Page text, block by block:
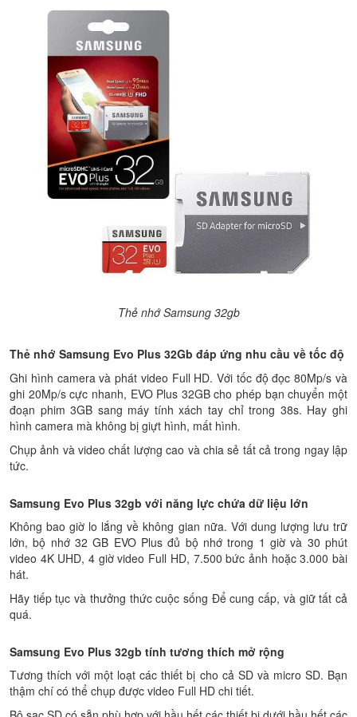
Thẻ nhớ Samsung 32gb
Thẻ nhớ Samsung Evo Plus 32Gb đáp ứng nhu cầu về tốc độ
Ghi hình camera và phát video Full HD. Với tốc độ đọc 80Mp/s và
ghi 20Mp/s cực nhanh, EVO Plus 32GB cho phép bạn chuyển một
đoạn phim 3GB sang máy tính xách tay chỉ trong 38s. Hay ghi
hình camera mà không bị giựt hình, mất hình.
Chụp ảnh và video chất lượng cao và chia sẻ tất cả trong ngay lập
tức.
Samsung Evo Plus 32gb với năng lực chứa dữ liệu lớn
Không bao giờ lo lắng về không gian nữa. Với dung lượng lưu trữ
lớn, bộ nhớ 32 GB EVO Plus đủ bộ nhớ trong 1 giờ và 30 phút
video 4K UHD, 4 giờ video Full HD, 7.500 bức ảnh hoặc 3.000 bài
hát.
Hãy tiếp tục và thưởng thức cuộc sống Để cung cấp, và giữ tất cả
quá.
Samsung Evo Plus 32gb tính tương thích mở rộng
Tương thích với một loạt các thiết bị cho cả SD và micro SD. Bạn
thậm chí có thể chụp được video Full HD chi tiết.